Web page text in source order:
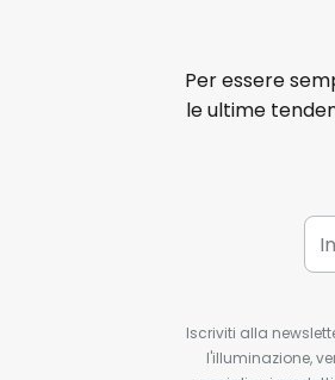
Per essere
le ultime
Iscriviti alla
l'illuminazione,